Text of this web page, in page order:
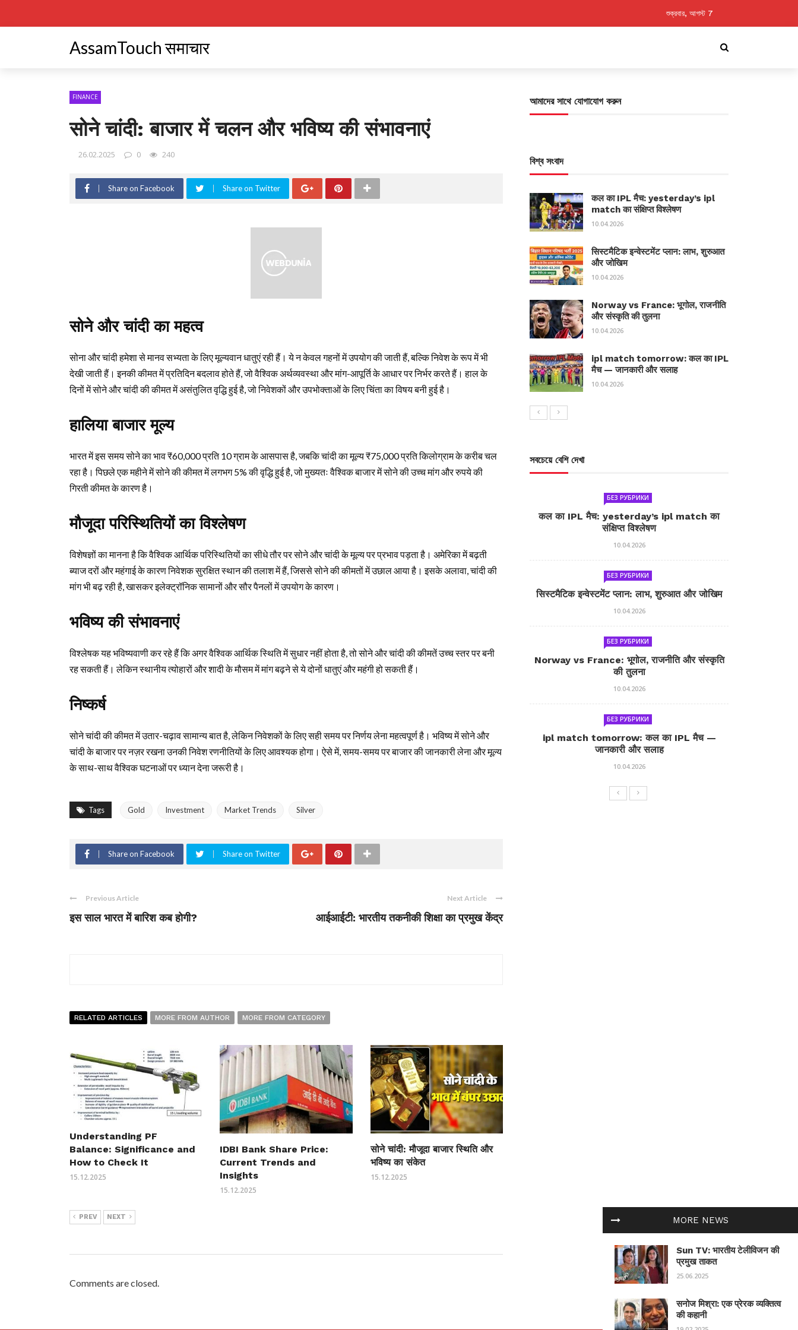
শুক্রবার, আগস্ট 7
AssamTouch समाचार
FINANCE
सोने चांदी: बाजार में चलन और भविष्य की संभावनाएं
26.02.2025 0 240
Share on Facebook Share on Twitter
सोने और चांदी का महत्व
सोना और चांदी हमेशा से मानव सभ्यता के लिए मूल्यवान धातुएं रही हैं। ये न केवल गहनों में उपयोग की जाती हैं, बल्कि निवेश के रूप में भी
देखी जाती हैं। इनकी कीमत में प्रतिदिन बदलाव होते हैं, जो वैश्विक अर्थव्यवस्था और मांग-आपूर्ति के आधार पर निर्भर करते हैं। हाल के
दिनों में सोने और चांदी की कीमत में असंतुलित वृद्धि हुई है, जो निवेशकों और उपभोक्ताओं के लिए चिंता का विषय बनी हुई है।
हालिया बाजार मूल्य
भारत में इस समय सोने का भाव ₹60,000 प्रति 10 ग्राम के आसपास है, जबकि चांदी का मूल्य ₹75,000 प्रति किलोग्राम के करीब चल
रहा है। पिछले एक महीने में सोने की कीमत में लगभग 5% की वृद्धि हुई है, जो मुख्यतः वैश्विक बाजार में सोने की उच्च मांग और रुपये की
गिरती कीमत के कारण है।
मौजूदा परिस्थितियों का विश्लेषण
विशेषज्ञों का मानना है कि वैश्विक आर्थिक परिस्थितियों का सीधे तौर पर सोने और चांदी के मूल्य पर प्रभाव पड़ता है। अमेरिका में बढ़ती
ब्याज दरों और महंगाई के कारण निवेशक सुरक्षित स्थान की तलाश में हैं, जिससे सोने की कीमतों में उछाल आया है। इसके अलावा, चांदी की
मांग भी बढ़ रही है, खासकर इलेक्ट्रॉनिक सामानों और सौर पैनलों में उपयोग के कारण।
भविष्य की संभावनाएं
विश्लेषक यह भविष्यवाणी कर रहे हैं कि अगर वैश्विक आर्थिक स्थिति में सुधार नहीं होता है, तो सोने और चांदी की कीमतें उच्च स्तर पर बनी
रह सकती हैं। लेकिन स्थानीय त्योहारों और शादी के मौसम में मांग बढ़ने से ये दोनों धातुएं और महंगी हो सकती हैं।
निष्कर्ष
सोने चांदी की कीमत में उतार-चढ़ाव सामान्य बात है, लेकिन निवेशकों के लिए सही समय पर निर्णय लेना महत्वपूर्ण है। भविष्य में सोने और
चांदी के बाजार पर नज़र रखना उनकी निवेश रणनीतियों के लिए आवश्यक होगा। ऐसे में, समय-समय पर बाजार की जानकारी लेना और मूल्य
के साथ-साथ वैश्विक घटनाओं पर ध्यान देना जरूरी है।
Tags Gold Investment Market Trends Silver
Share on Facebook Share on Twitter
Previous Article
इस साल भारत में बारिश कब होगी?
Next Article
आईआईटी: भारतीय तकनीकी शिक्षा का प्रमुख केंद्र
RELATED ARTICLES MORE FROM AUTHOR MORE FROM CATEGORY
Understanding PF
Balance: Significance and
How to Check It
15.12.2025
IDBI Bank Share Price:
Current Trends and
Insights
15.12.2025
सोने चांदी: मौजूदा बाजार स्थिति और
भविष्य का संकेत
15.12.2025
PREV NEXT
Comments are closed.
MORE NEWS
Sun TV: भारतीय टेलीविजन की
प्रमुख ताकत
25.06.2025
सनोज मिश्रा: एक प्रेरक व्यक्तित्व
की कहानी
আমাদের সাথে যোগাযোগ করুন
বিশ্ব সংবাদ
कल का IPL मैच: yesterday’s ipl
match का संक्षिप्त विश्लेषण
10.04.2026
सिस्टमैटिक इन्वेस्टमेंट प्लान: लाभ, शुरुआत
और जोखिम
10.04.2026
Norway vs France: भूगोल, राजनीति
और संस्कृति की तुलना
10.04.2026
ipl match tomorrow: कल का IPL
मैच — जानकारी और सलाह
10.04.2026
সবচেয়ে বেশি দেখা
БЕЗ РУБРИКИ
कल का IPL मैच: yesterday’s ipl match का
संक्षिप्त विश्लेषण
10.04.2026
БЕЗ РУБРИКИ
सिस्टमैटिक इन्वेस्टमेंट प्लान: लाभ, शुरुआत और जोखिम
10.04.2026
БЕЗ РУБРИКИ
Norway vs France: भूगोल, राजनीति और संस्कृति
की तुलना
10.04.2026
БЕЗ РУБРИКИ
ipl match tomorrow: कल का IPL मैच —
जानकारी और सलाह
10.04.2026